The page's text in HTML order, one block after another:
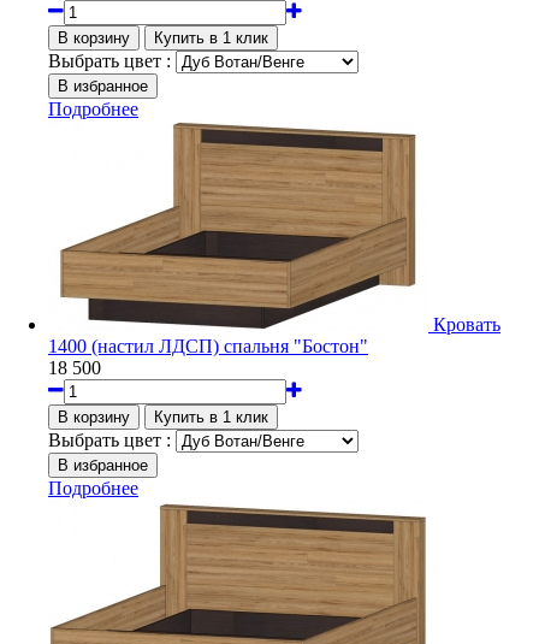
Выбрать цвет :
Подробнее
Кровать
1400 (настил ЛДСП) спальня "Бостон"
18 500
Выбрать цвет :
Подробнее